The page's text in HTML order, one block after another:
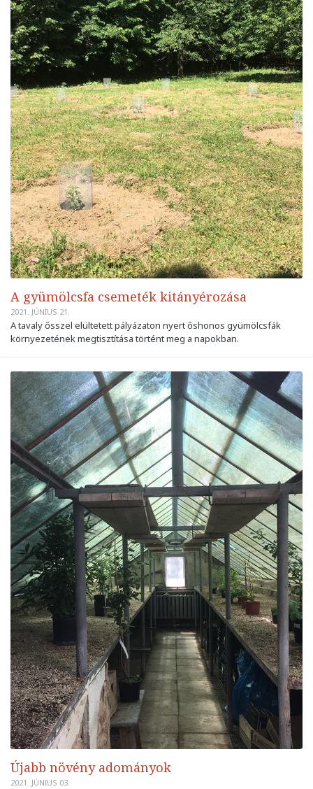
A gyümölcsfa csemeték kitányérozása
2021. JÚNIUS 21.
A tavaly ősszel elültetett pályázaton nyert őshonos gyümölcsfák
környezetének megtisztítása történt meg a napokban.
Újabb növény adományok
2021. JÚNIUS 03.